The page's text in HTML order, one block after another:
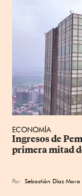
ECONOMÍA
Ingresos de
primera mitad
Por Sebastián Díaz Mora